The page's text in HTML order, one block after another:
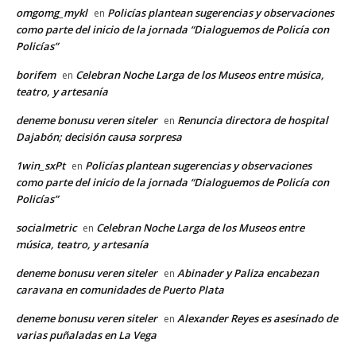
omgomg_mykl en Policías plantean sugerencias y observaciones
como parte del inicio de la jornada “Dialoguemos de Policía con
Policías”
borifem en Celebran Noche Larga de los Museos entre música,
teatro, y artesanía
deneme bonusu veren siteler en Renuncia directora de hospital
Dajabón; decisión causa sorpresa
1win_sxPt en Policías plantean sugerencias y observaciones
como parte del inicio de la jornada “Dialoguemos de Policía con
Policías”
socialmetric en Celebran Noche Larga de los Museos entre
música, teatro, y artesanía
deneme bonusu veren siteler en Abinader y Paliza encabezan
caravana en comunidades de Puerto Plata
deneme bonusu veren siteler en Alexander Reyes es asesinado de
varias puñaladas en La Vega